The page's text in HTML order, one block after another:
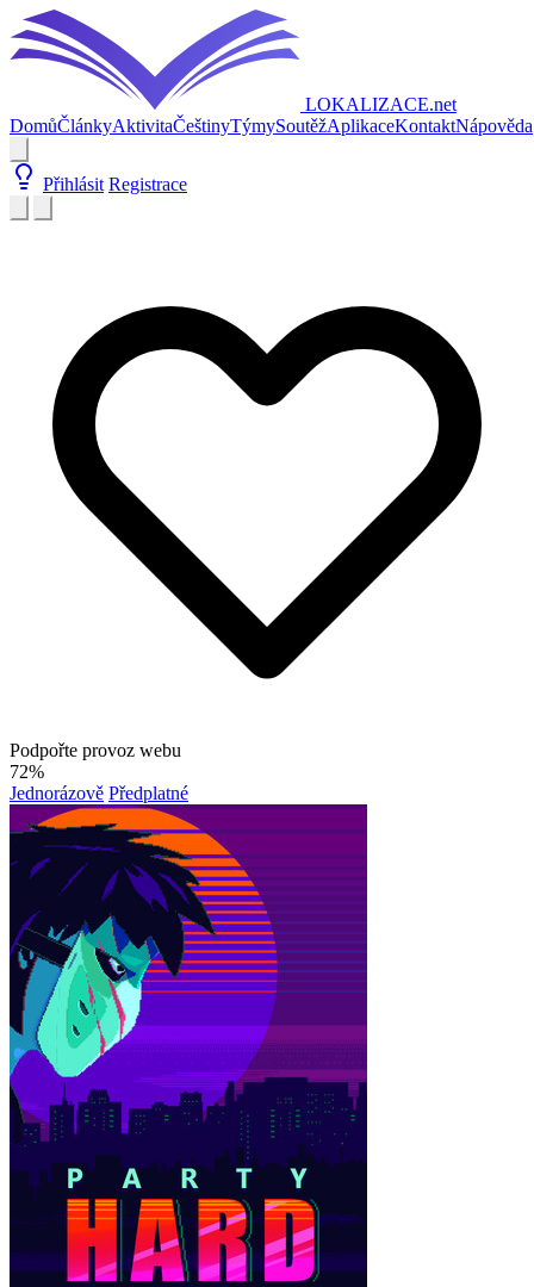
LOKALIZACE.net
DomůČlánkyAktivitaČeštinyTýmySoutěžAplikaceKontaktNápověda
Přihlásit Registrace
Podpořte provoz webu
72%
Jednorázově Předplatné